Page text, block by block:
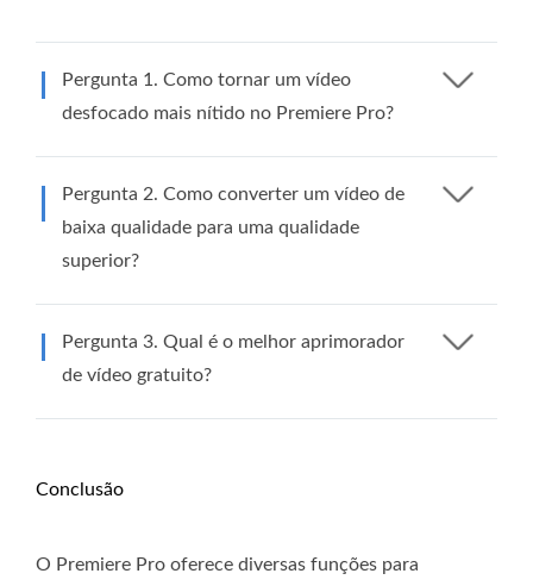
Pergunta 1. Como tornar um vídeo
desfocado mais nítido no Premiere Pro?
Pergunta 2. Como converter um vídeo de
baixa qualidade para uma qualidade
superior?
Pergunta 3. Qual é o melhor aprimorador
de vídeo gratuito?
Conclusão
O Premiere Pro oferece diversas funções para